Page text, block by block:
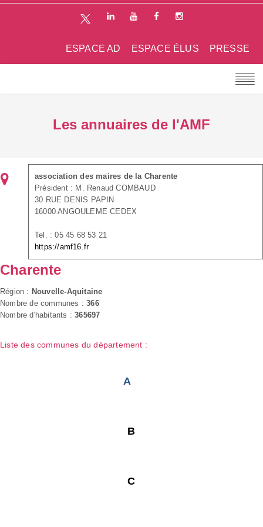
PRESSE
ESPACE ÉLUS
ESPACE AD
Les annuaires de l'AMF
association des maires de la Charente
Président : M. Renaud COMBAUD
30 RUE DENIS PAPIN
16000 ANGOULEME CEDEX
Tel. : 05 45 68 53 21
https://amf16.fr
Charente
Région : Nouvelle-Aquitaine
Nombre de communes :366
Nombre d'habitants :365697
Liste des communes du département :
A
B
C